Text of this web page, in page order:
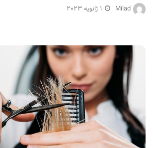
Milad 1 ژانویه 2023